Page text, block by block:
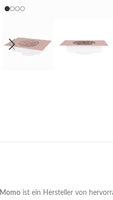
Momoist ein Hersteller von